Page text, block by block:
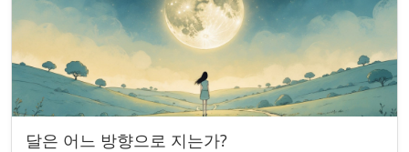
달은 어느 방향으로 지는가?